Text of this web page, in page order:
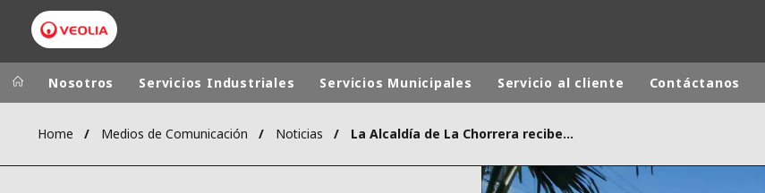
Grupo Veolia Presencia mundial
Nosotros Servicios Industriales Servicios Municipales Servicio al cliente Contáctanos
Home Medios de Comunicación Noticias La Alcaldía de La Chorrera recibe contenedores de reciclaje por parte de Veolia Panamá impactando al programa “Municipio Verde”